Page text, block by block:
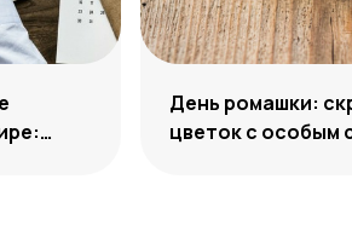
День ромашки:
цветок с особым